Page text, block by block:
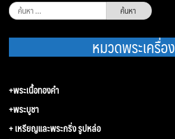
ค้นหา
สำหรับ:
หมวดพระเครื่อง
+พระเนื้อทองคำ
+พระบูชา
+ เหรียญและพระกริ่ง รูปหล่อ